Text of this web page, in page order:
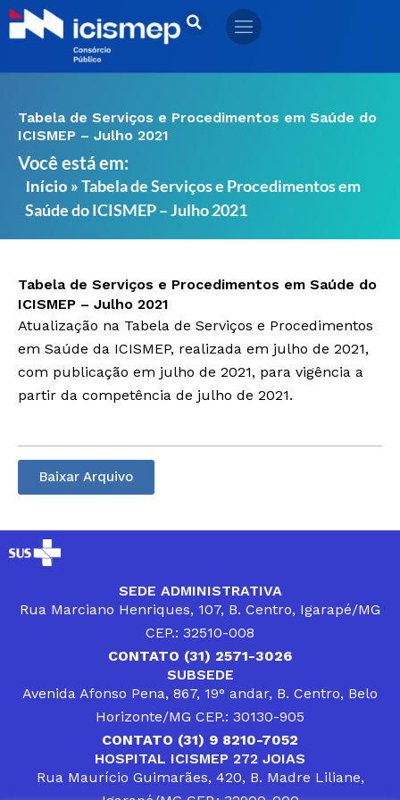
Ir
para
Tabela de Serviços e Procedimentos em Saúde do
ICISMEP – Julho 2021
Você está em:
Início »Tabela de Serviços e Procedimentos em
Saúde do ICISMEP – Julho 2021
Tabela de Serviços e Procedimentos em Saúde do
ICISMEP – Julho 2021
Atualização na Tabela de Serviços e Procedimentos
em Saúde da ICISMEP, realizada em julho de 2021,
com publicação em julho de 2021, para vigência a
partir da competência de julho de 2021.
Baixar Arquivo
SEDE ADMINISTRATIVA
Rua Marciano Henriques, 107, B. Centro, Igarapé/MG
CEP.: 32510-008
CONTATO (31) 2571-3026
SUBSEDE
Avenida Afonso Pena, 867, 19° andar, B. Centro, Belo
Horizonte/MG CEP.: 30130-905
CONTATO (31) 9 8210-7052
HOSPITAL ICISMEP 272 JOIAS
Rua Maurício Guimarães, 420, B. Madre Liliane,